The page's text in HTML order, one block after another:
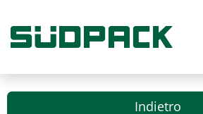
Indietro